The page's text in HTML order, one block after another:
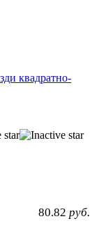
квадратно-
80.82 руб.